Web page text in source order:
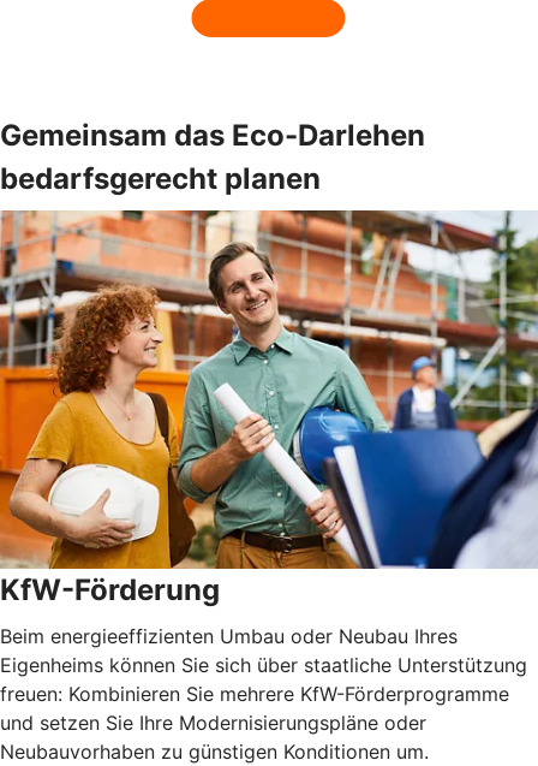
Gemeinsam das Eco-Darlehen
bedarfsgerecht planen
KfW-Förderung
Beim energieeffizienten Umbau oder Neubau Ihres
Eigenheims können Sie sich über staatliche Unterstützung
freuen: Kombinieren Sie mehrere KfW-Förderprogramme
und setzen Sie Ihre Modernisierungspläne oder
Neubauvorhaben zu günstigen Konditionen um.